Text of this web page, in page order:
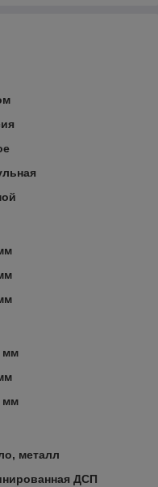
мм
мм
металл
ДСП